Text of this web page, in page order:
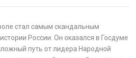
стал самым скандальным
России. Он оказался в Госдуме
путь от лидера Народной